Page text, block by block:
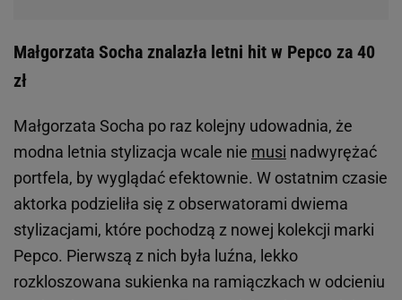
Małgorzata Socha znalazła letni hit w Pepco za 40
zł
Małgorzata Socha po raz kolejny udowadnia, że
modna letnia stylizacja wcale nie musi nadwyrężać
portfela, by wyglądać efektownie. W ostatnim czasie
aktorka podzieliła się z obserwatorami dwiema
stylizacjami, które pochodzą z nowej kolekcji marki
Pepco. Pierwszą z nich była luźna, lekko
rozkloszowana sukienka na ramiączkach w odcieniu